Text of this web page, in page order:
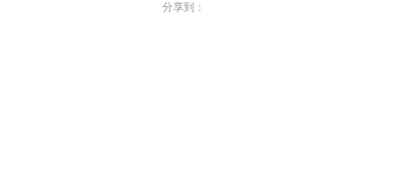
分享到：